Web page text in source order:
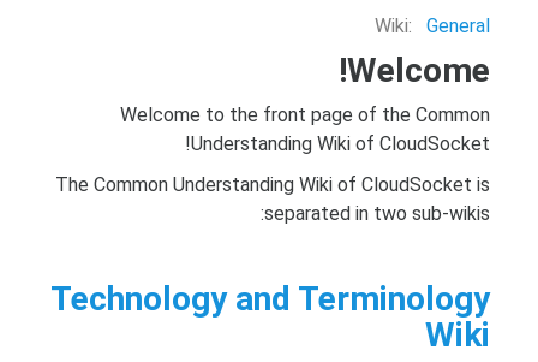
Wiki:
General
Welcome!
Welcome to the front page of the Common
Understanding Wiki of CloudSocket!
The Common Understanding Wiki of CloudSocket is
separated in two sub-wikis:
Technology and Terminology
Wiki